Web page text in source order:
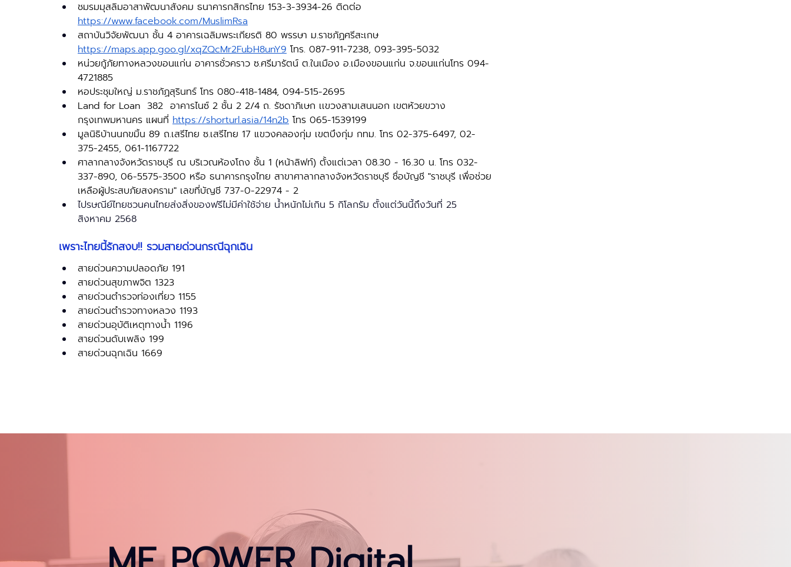
ชมรมมุสลิมอาสาพัฒนาสังคม ธนาคารกสิกรไทย 153-3-3934-26 ติดต่อ
https://www.facebook.com/MuslimRsa
สถาบันวิจัยพัฒนา ชั้น 4 อาคารเฉลิมพระเกียรติ 80 พรรษา ม.ราชภัฏศรีสะเกษ
https://maps.app.goo.gl/xqZQcMr2FubH8unY9 โทร. 087-911-7238, 093-395-5032
หน่วยกู้ภัยทางหลวงขอนแก่น อาคารชั่วคราว ซ.ศรีมารัตน์ ต.ในเมือง อ.เมืองขอนแก่น จ.ขอนแก่นโทร 094-
4721885
หอประชุมใหญ่ ม.ราชภัฏสุรินทร์ โทร 080-418-1484, 094-515-2695
Land for Loan  382  อาคารไนซ์ 2 ชั้น 2 2/4 ถ. รัชดาภิเษก เเขวงสามเสนนอก เขตห้วยขวาง
กรุงเทพมหานคร แผนที่ https://shorturl.asia/14n2b โทร 065-1539199
มูลนิธิบ้านนกขมิ้น 89 ถ.เสรีไทย ซ.เสรีไทย 17 แขวงคลองกุ่ม เขตบึงกุ่ม กทม. โทร 02-375-6497, 02-
375-2455, 061-1167722
ศาลากลางจังหวัดราชบุรี ณ บริเวณห้องโถง ชั้น 1 (หน้าลิฟท์) ตั้งแต่เวลา 08.30 - 16.30 น. โทร 032-
337-890, 06-5575-3500 หรือ ธนาคารกรุงไทย สาขาศาลากลางจังหวัดราชบุรี ชื่อบัญชี "ราชบุรี เพื่อช่วย
เหลือผู้ประสบภัยสงคราม" เลขที่บัญชี 737-0-22974 - 2
ไปรษณีย์ไทยชวนคนไทยส่งสิ่งของฟรีไม่มีค่าใช้จ่าย น้ำหนักไม่เกิน 5 กิโลกรัม ตั้งแต่วันนี้ถึงวันที่ 25
สิงหาคม 2568
เพราะไทยนี้รักสงบ!! รวมสายด่วนกรณีฉุกเฉิน
สายด่วนความปลอดภัย 191
สายด่วนสุขภาพจิต 1323
สายด่วนตำรวจท่องเที่ยว 1155
สายด่วนตำรวจทางหลวง 1193
สายด่วนอุบัติเหตุทางน้ำ 1196
สายด่วนดับเพลิง 199
สายด่วนฉุกเฉิน 1669